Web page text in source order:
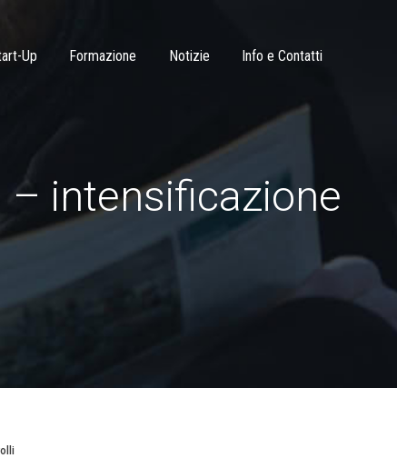
Up Formazione Notizie Info e Contatti
– intensificazione